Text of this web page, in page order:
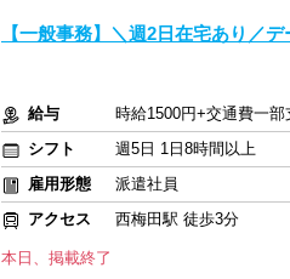
【一般事務】＼週2日在宅あり／
給与
時給1500円+交通費一部
シフト
週5日 1日8時間以上
雇用形態
派遣社員
アクセス
西梅田駅 徒歩3分
本日、掲載終了